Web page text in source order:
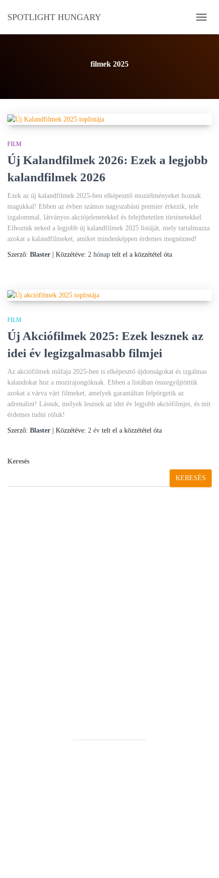
SPOTLIGHT HUNGARY
BE-/
filmek 2025
FILM
Új Kalandfilmek 2026: Ezek a legjobb
kalandfilmek 2026
Ezek az új kalandfilmek 2025-ben elképesztő moziélményeket hoznak
magukkal! Ebben az évben számos nagyszabású premier érkezik, tele
izgalommal, látványos akciójelenetekkel és felejthetetlen történetekkel.
Elhoztuk neked a legjobb új kalandfilmek 2025 listáját, mely tartalmazza
azokat a kalandfilmeket, amiket mindenképpen érdemes megnézned!
Szerző: Blaster | Közzétéve: 2 hónap telt el a közzététel óta
FILM
Új Akciófilmek 2025: Ezek lesznek az
idei év legizgalmasabb filmjei
Az akciófilmek műfaja 2025-ben is elképesztő újdonságokat és izgalmas
kalandokat hoz a mozirajongóknak. Ebben a listában összegyűjtöttük
azokat a várva várt filmeket, amelyek garantáltan felpörgetik az
adrenalint! Lássuk, melyek lesznek az idei év legjobb akciófilmjei, és mit
érdemes tudni róluk!
Szerző: Blaster | Közzétéve: 2 év telt el a közzététel óta
Keresés
KERESÉS